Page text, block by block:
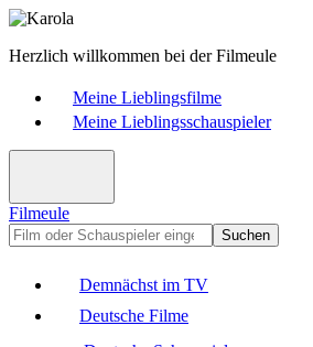
Herzlich willkommen bei der Filmeule
Meine Lieblingsfilme
Meine Lieblingsschauspieler
Filmeule
Suchen
Demnächst im TV
Deutsche Filme